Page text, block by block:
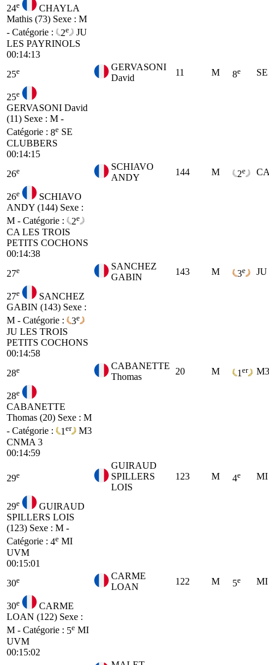
24e
CHAYLA
Mathis (73) Sexe : M
- Catégorie :
2e
JU
LES PAYRINOLS
00:14:13
25e
GERVASONI
David
11 M 8e SE
25e
GERVASONI David
(11) Sexe : M -
Catégorie : 8e SE
CLUBBERS
00:14:15
26e
SCHIAVO
ANDY
144 M 2e
26e
SCHIAVO
ANDY (144) Sexe :
M - Catégorie :
2e
CA LES TROIS
PETITS COCHONS
00:14:38
27e
SANCHEZ
GABIN
143 M 3e JU
27e
SANCHEZ
GABIN (143) Sexe :
M - Catégorie :
3e
JU LES TROIS
PETITS COCHONS
00:14:58
28e
CABANETTE
Thomas
20 M 1 er M3
28e
CABANETTE
Thomas (20) Sexe : M
- Catégorie :
1 er
M3
CNMA 3
00:14:59
29e
GUIRAUD
SPILLERS
LOIS
123 M 4e MI
29e
GUIRAUD
SPILLERS LOIS
(123) Sexe : M -
Catégorie : 4e MI
UVM
00:15:01
30e
CARME
LOAN
122 M 5e MI
30e
CARME
LOAN (122) Sexe :
M - Catégorie : 5e MI
UVM
00:15:02